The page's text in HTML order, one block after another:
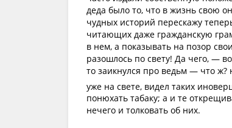
деда было то, что в жизнь свою
чудных историй перескажу
читающих даже гражданскую
в нем, а показывать на позор
разошлось по свету! Да чего, —
то заикнулся про ведьм — что ж?
уже на свете, видел таких
понюхать табаку; а и те
нечего и толковать об них.